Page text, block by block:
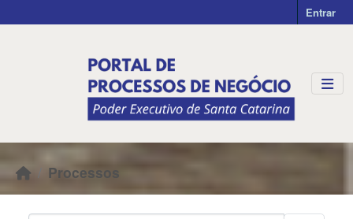
Entrar
Processos